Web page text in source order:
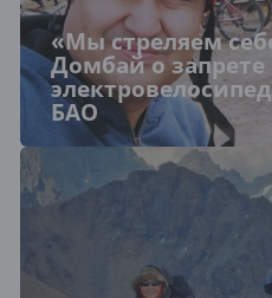
«Мы стреляем
Домбай о запрете
БАО